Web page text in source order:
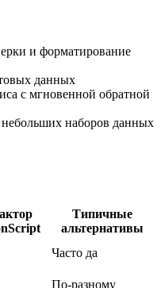
и форматирование
данных
с мгновенной обратной
наборов данных
Типичные
альтернативы
Часто да
По‑разному